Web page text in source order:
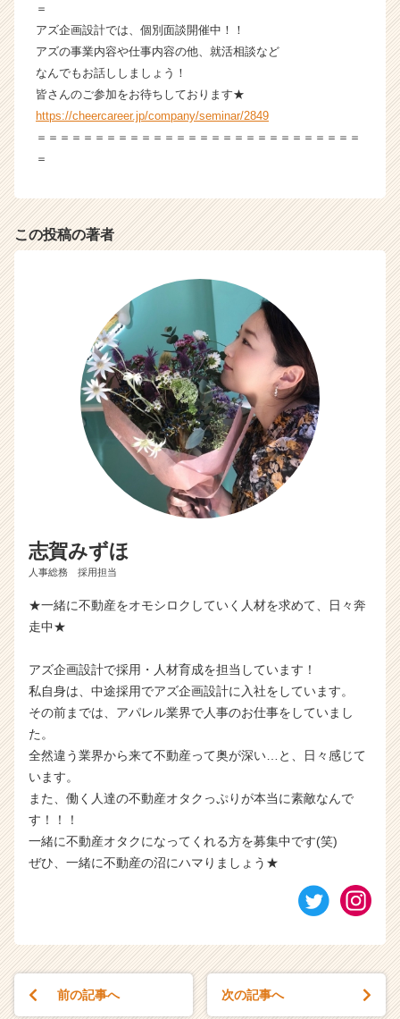
（C
h
e
e
r
＝
アズ企画設計では、個別面談開催中！！
アズの事業内容や仕事内容の他、就活相談など
なんでもお話ししましょう！
皆さんのご参加をお待ちしております★
https://cheercareer.jp/company/seminar/2849
＝＝＝＝＝＝＝＝＝＝＝＝＝＝＝＝＝＝＝＝＝＝＝＝＝＝＝＝
＝
この投稿の著者
志賀みずほ
人事総務 採用担当
★一緒に不動産をオモシロクしていく人材を求めて、日々奔
走中★
アズ企画設計で採用・人材育成を担当しています！
私自身は、中途採用でアズ企画設計に入社をしています。
その前までは、アパレル業界で人事のお仕事をしていまし
た。
全然違う業界から来て不動産って奥が深い…と、日々感じて
います。
また、働く人達の不動産オタクっぷりが本当に素敵なんで
す！！！
一緒に不動産オタクになってくれる方を募集中です(笑)
ぜひ、一緒に不動産の沼にハマりましょう★
前の記事へ 次の記事へ